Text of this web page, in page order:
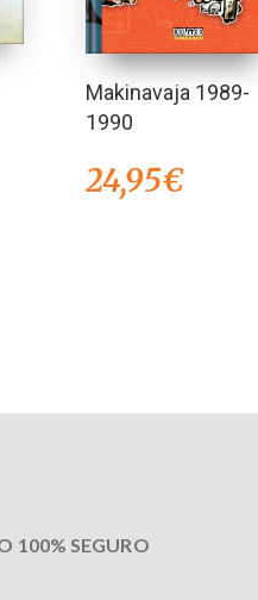
Makinavaja 1989-
1990
24,95€
100% SEGURO